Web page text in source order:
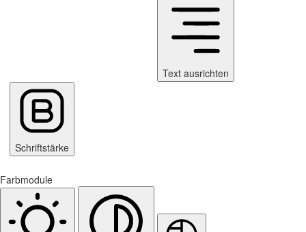
Text ausrichten
Schriftstärke
Farbmodule